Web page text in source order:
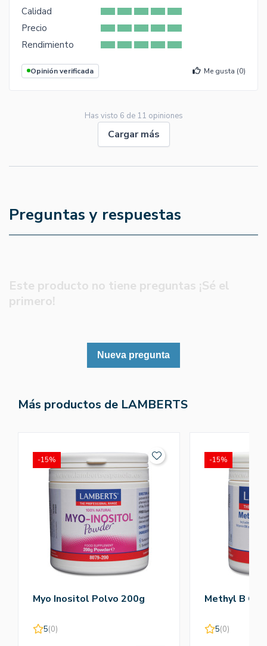
Calidad
Precio
Rendimiento
Opinión verificada Me gusta (0)
Has visto 6 de 11 opiniones
Cargar más
Preguntas y respuestas
Este producto no tiene preguntas ¡Sé el
primero!
Nueva pregunta
Más productos de LAMBERTS
Myo Inositol Polvo 200g
5(0)
-15%
Methyl B
5(0)
-15%